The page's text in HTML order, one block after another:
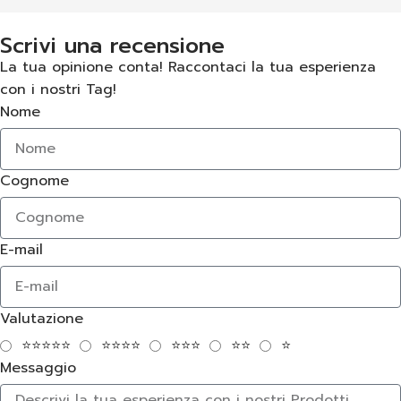
Scrivi una recensione
La tua opinione conta! Raccontaci la tua esperienza
con i nostri Tag!
Nome
Cognome
E-mail
Valutazione
⭐⭐⭐⭐⭐
⭐⭐⭐⭐ ⭐⭐⭐ ⭐⭐
⭐
Messaggio